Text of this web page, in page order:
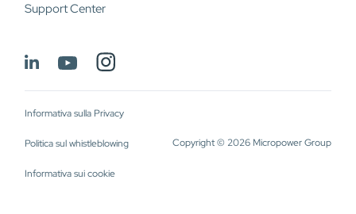
Support Center
Informativa sulla Privacy
Politica sul whistleblowing
Informativa sui cookie
Copyright © 2026 Micropower Group